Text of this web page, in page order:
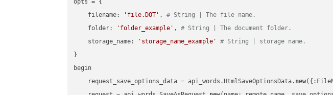
opts = {
    filename:
'file.DOT' , # String | The file name.
    folder:
'folder_example' , # String | The document folder.
    storage_name:
'storage_name_example'
# String | storage name.
}
begin
    request_save_options_data = api_words.HtmlSaveOptionsData.
new